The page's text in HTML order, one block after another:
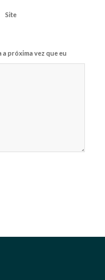
Site
próxima vez que eu